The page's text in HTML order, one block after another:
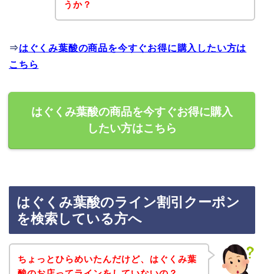
うか？
⇒はぐくみ葉酸の商品を今すぐお得に購入したい方は
こちら
はぐくみ葉酸の商品を今すぐお得に購入
したい方はこちら
はぐくみ葉酸のライン割引クーポン
を検索している方へ
ちょっとひらめいたんだけど、はぐくみ葉